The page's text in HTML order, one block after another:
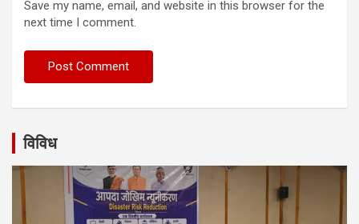
Save my name, email, and website in this browser for the
next time I comment.
विविध